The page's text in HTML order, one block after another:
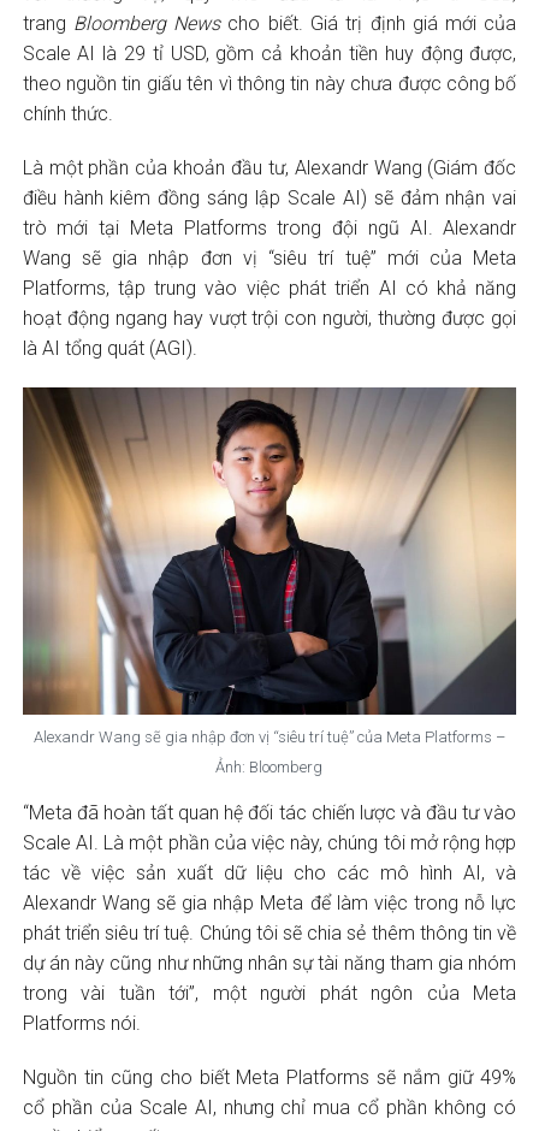
trang Bloomberg Newscho biết. Giá trị định giá mới của
Scale AI là 29 tỉ USD, gồm cả khoản tiền huy động được,
theo nguồn tin giấu tên vì thông tin này chưa được công bố
chính thức.
Là một phần của khoản đầu tư, Alexandr Wang (Giám đốc
điều hành kiêm đồng sáng lập Scale AI) sẽ đảm nhận vai
trò mới tại Meta Platforms trong đội ngũ AI. Alexandr
Wang sẽ gia nhập đơn vị “siêu trí tuệ” mới của Meta
Platforms, tập trung vào việc phát triển AI có khả năng
hoạt động ngang hay vượt trội con người, thường được gọi
là AI tổng quát (AGI).
Alexandr Wang sẽ gia nhập đơn vị “siêu trí tuệ” của Meta Platforms –
Ảnh: Bloomberg
“Meta đã hoàn tất quan hệ đối tác chiến lược và đầu tư vào
Scale AI. Là một phần của việc này, chúng tôi mở rộng hợp
tác về việc sản xuất dữ liệu cho các mô hình AI, và
Alexandr Wang sẽ gia nhập Meta để làm việc trong nỗ lực
phát triển siêu trí tuệ. Chúng tôi sẽ chia sẻ thêm thông tin về
dự án này cũng như những nhân sự tài năng tham gia nhóm
trong vài tuần tới”, một người phát ngôn của Meta
Platforms nói.
Nguồn tin cũng cho biết Meta Platforms sẽ nắm giữ 49%
cổ phần của Scale AI, nhưng chỉ mua cổ phần không có